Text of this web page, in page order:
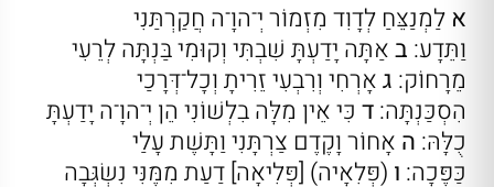
א לַמְנַצֵּחַ לְדָוִד מִזְמוֹר יְ־הוָ־ה חֲקַרְתַּנִי
וַתֵּדָע: באַתָּה יָדַעְתָּ שִׁבְתִּי וְקוּמִי בַּנְתָּה לְרֵעִי
מֵרָחוֹק: גאָרְחִי וְרִבְעִי זֵרִיתָ וְכָל־דְּרָכַי
הִסְכַּנְתָּה:ד כִּי אֵין מִלָּה בִלְשׁוֹנִי הֵן יְ־הוָ־ה יָדַעְתָּ
כֻלָּהּ: ה אָחוֹר וָקֶדֶם צַרְתָּנִי וַתָּשֶׁת עָלַי
כַּפֶּכָה: ו (פְּלִאָיה) [פְּלִיאָה] דַעַת מִמֶּנִּי נִשְׂגְּבָה